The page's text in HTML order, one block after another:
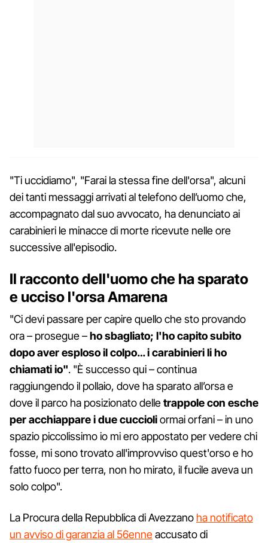
"Ti uccidiamo", "Farai la stessa fine dell'orsa", alcuni
dei tanti messaggi arrivati al telefono dell’uomo che,
accompagnato dal suo avvocato, ha denunciato ai
carabinieri le minacce di morte ricevute nelle ore
successive all'episodio.
Il racconto dell'uomo che ha sparato
e ucciso l'orsa Amarena
"Ci devi passare per capire quello che sto provando
ora – prosegue –ho sbagliato; l'ho capito subito
dopo aver esploso il colpo… i carabinieri li ho
chiamati io". "È successo qui – continua
raggiungendo il pollaio, dove ha sparato all’orsa e
dove il parco ha posizionato delletrappole con esche
per acchiappare i due cuccioliormai orfani – in uno
spazio piccolissimo io mi ero appostato per vedere chi
fosse, mi sono trovato all'improvviso quest'orso e ho
fatto fuoco per terra, non ho mirato, il fucile aveva un
solo colpo".
La Procura della Repubblica di Avezzano ha notificato
un avviso di garanzia al 56enneaccusato di